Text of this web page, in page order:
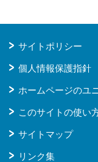
サイトポリシー
個人情報保護指針
ホームページのユ
このサイトの使い
サイトマップ
リンク集